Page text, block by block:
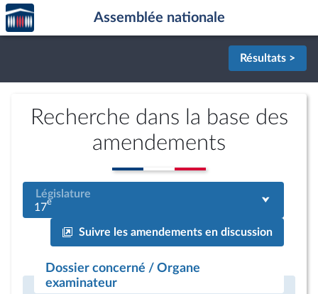
Aller au contenu
Aller en bas de la page
Accèder
à la
page
Assemblée nationale
Résultats >
Recherche dans la base des
amendements
Législature
17e
Suivre les amendements en discussion
Dossier concerné / Organe
examinateur